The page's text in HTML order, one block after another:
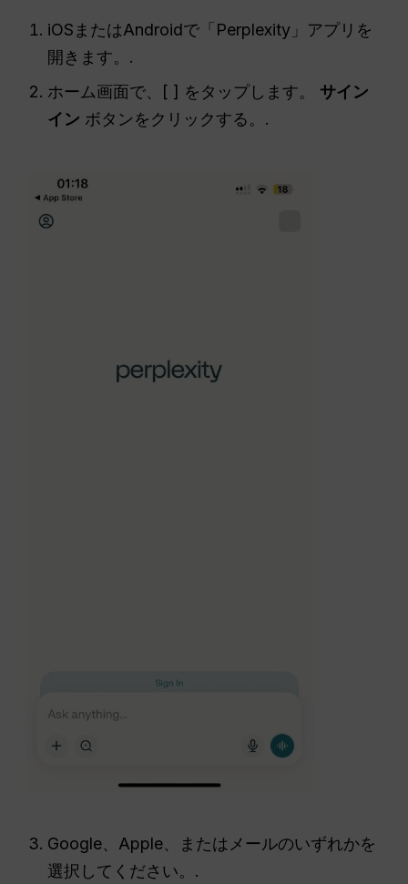
iOSまたはAndroidで「Perplexity」アプリを
開きます。.
ホーム画面で、[ ] をタップします。 サイン
イン ボタンをクリックする。.
Google、Apple、またはメールのいずれかを
選択してください。.